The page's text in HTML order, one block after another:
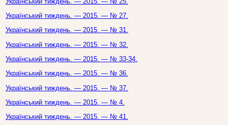
Український тиждень. — 2015. — № 27.
Український тиждень. — 2015. — № 31.
Український тиждень. — 2015. — № 32.
Український тиждень. — 2015. — № 33-34.
Український тиждень. — 2015. — № 36.
Український тиждень. — 2015. — № 37.
Український тиждень. — 2015. — № 4.
Український тиждень. — 2015. — № 41.